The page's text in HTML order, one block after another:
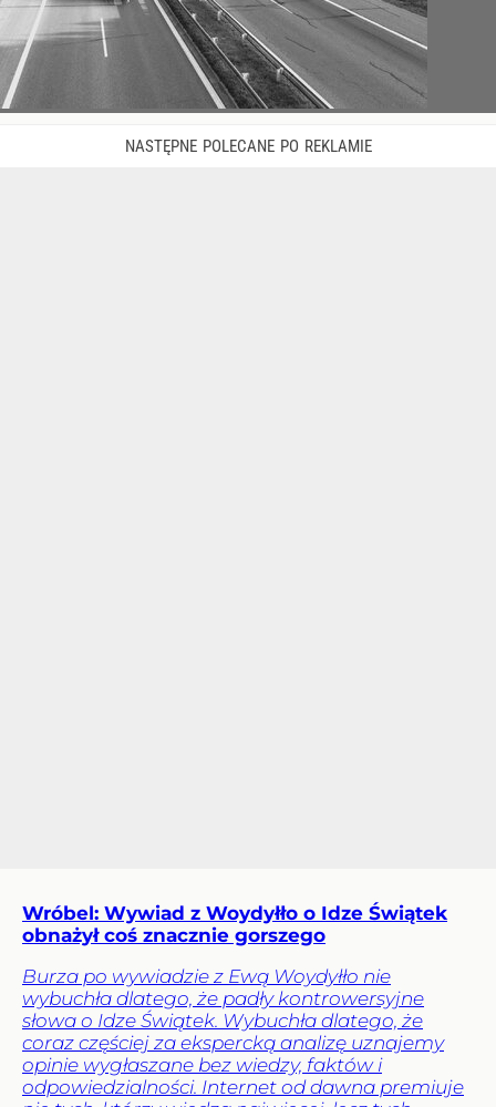
Wróbel: Wywiad z Woydyłło o Idze Świątek
obnażył coś znacznie gorszego
Burza po wywiadzie z Ewą Woydyłło nie
wybuchła dlatego, że padły kontrowersyjne
słowa o Idze Świątek. Wybuchła dlatego, że
coraz częściej za ekspercką analizę uznajemy
opinie wygłaszane bez wiedzy, faktów i
odpowiedzialności. Internet od dawna premiuje